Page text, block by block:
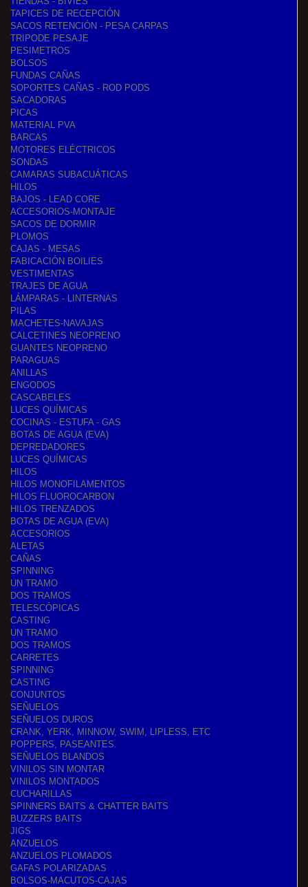
TAPICES DE RECEPCIÓN
SACOS RETENCIÓN - PESA CARPAS
TRIPODE PESAJE
PESIMETROS
BOLSOS
FUNDAS CAÑAS
SOPORTES CAÑAS - ROD PODS
SACADORAS
PICAS
MATERIAL PVA
BARCAS
MOTORES ELÉCTRICOS
SONDAS
CAMARAS SUBACUÁTICAS
HILOS
BAJOS - LEAD CORE
ACCESORIOS-MONTAJE
SACOS DE DORMIR
PLOMOS
CAJAS - MESAS
FABICACIÓN BOILIES
VESTIMENTAS
TRAJES DE AGUA
LÁMPARAS - LINTERNAS
PILAS
MACHETES-NAVAJAS
CALCETINES NEOPRENO
GUANTES NEOPRENO
PARAGUAS
ANILLAS
ENGODOS
CASCABELES
LUCES QUÍMICAS
COCINAS - ESTUFA - GAS
BOTAS DE AGUA (EVA)
DEPREDADORES
LUCES QUÍMICAS
HILOS
HILOS MONOFILAMENTOS
HILOS FLUOROCARBON
HILOS TRENZADOS
BOTAS DE AGUA (EVA)
ACCESORIOS
ALETAS
CAÑAS
SPINNING
UN TRAMO
DOS TRAMOS
TELESCÓPICAS
CASTING
UN TRAMO
DOS TRAMOS
CARRETES
SPINNING
CASTING
CONJUNTOS
SEÑUELOS
SEÑUELOS DUROS
CRANK, YERK, MINNOW, SWIM, LIPLESS, ETC
POPPERS, PASEANTES.
SEÑUELOS BLANDOS
VINILOS SIN MONTAR
VINILOS MONTADOS
CUCHARILLAS
SPINNERS BAITS & CHATTER BAITS
BUZZERS BAITS
JIGS
ANZUELOS
ANZUELOS PLOMADOS
GAFAS POLARIZADAS
BOLSOS-MACUTOS-CAJAS